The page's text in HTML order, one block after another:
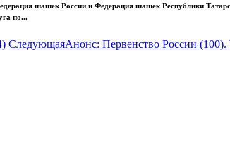
шашек России и Федерация шашек Республики
по...
СледующаяАнонс: Первенство России